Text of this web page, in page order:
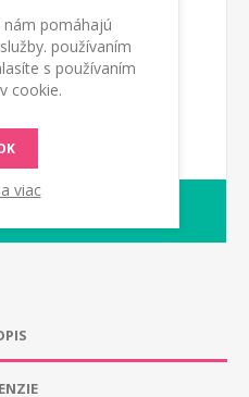
DO KOŠÍKA
nám pomáhajú
používaním
s používaním
cookie.
viac